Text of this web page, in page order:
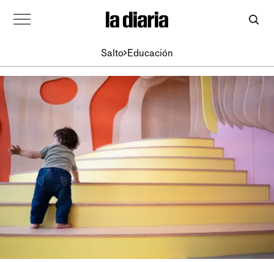
Salto Educación